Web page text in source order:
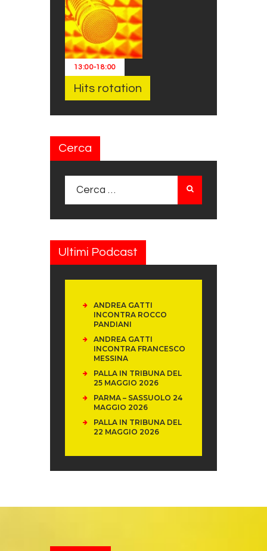
13:00-18:00
Hits rotation
Cerca
Ultimi Podcast
ANDREA GATTI
INCONTRA ROCCO
PANDIANI
ANDREA GATTI
INCONTRA FRANCESCO
MESSINA
PALLA IN TRIBUNA DEL
25 MAGGIO 2026
PARMA – SASSUOLO 24
MAGGIO 2026
PALLA IN TRIBUNA DEL
22 MAGGIO 2026